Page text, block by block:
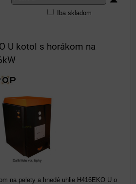
Iba skladom
U kotol s horákom na
na pelety a hnedé uhlie H416EKO U o